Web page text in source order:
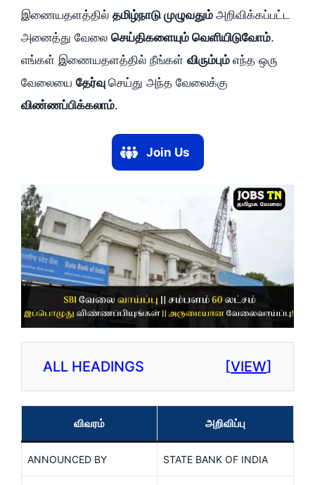
இணையதளத்தில் தமிழ்நாடு முழுவதும் அறிவிக்கப்பட்ட
அனைத்து வேலை செய்திகளையும் வெளியிடுவோம்.
எங்கள் இணையதளத்தில் நீங்கள் விரும்பும் எந்த ஒரு
வேலையை தேர்வு செய்து அந்த வேலைக்கு
விண்ணப்பிக்கலாம்.
Join Us
ALL HEADINGS [VIEW]
விவரம் அறிவிப்பு
ANNOUNCED BY STATE BANK OF INDIA